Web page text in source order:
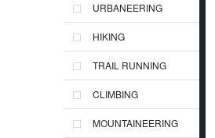
URBANEERING
HIKING
TRAIL RUNNING
CLIMBING
MOUNTAINEERING